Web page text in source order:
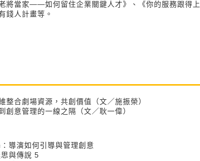
將當家——如何留住企業關鍵人才》、《你的服務跟得上
錢人計畫等。
整合劇場資源，共創價值（文／施振榮）
創意管理的一線之隔（文／耿一偉）
導演如何引導與管理創意
與傳說 5